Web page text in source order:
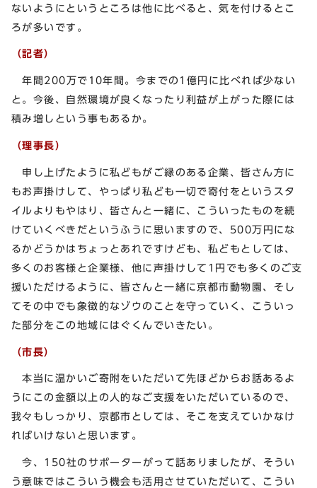
ないようにというところは他に比べると、気を付けるとこ
ろが多いです。
（記者）
年間200万で10年間。今までの1億円に比べれば少ない
と。今後、自然環境が良くなったり利益が上がった際には
積み増しという事もあるか。
（理事長）
申し上げたように私どもがご縁のある企業、皆さん方に
もお声掛けして、やっぱり私ども一切で寄付をというスタ
イルよりもやはり、皆さんと一緒に、こういったものを続
けていくべきだというふうに思いますので、500万円にな
るかどうかはちょっとあれですけども、私どもとしては、
多くのお客様と企業様、他に声掛けして1円でも多くのご支
援いただけるように、皆さんと一緒に京都市動物園、そし
てその中でも象徴的なゾウのことを守っていく、こういっ
た部分をこの地域にはぐくんでいきたい。
（市長）
本当に温かいご寄附をいただいて先ほどからお話あるよ
うにこの金額以上の人的なご支援をいただいているので、
我々もしっかり、京都市としては、そこを支えていかなけ
ればいけないと思います。
今、150社のサポーターがって話ありましたが、そうい
う意味ではこういう機会も活用させていただいて、こうい